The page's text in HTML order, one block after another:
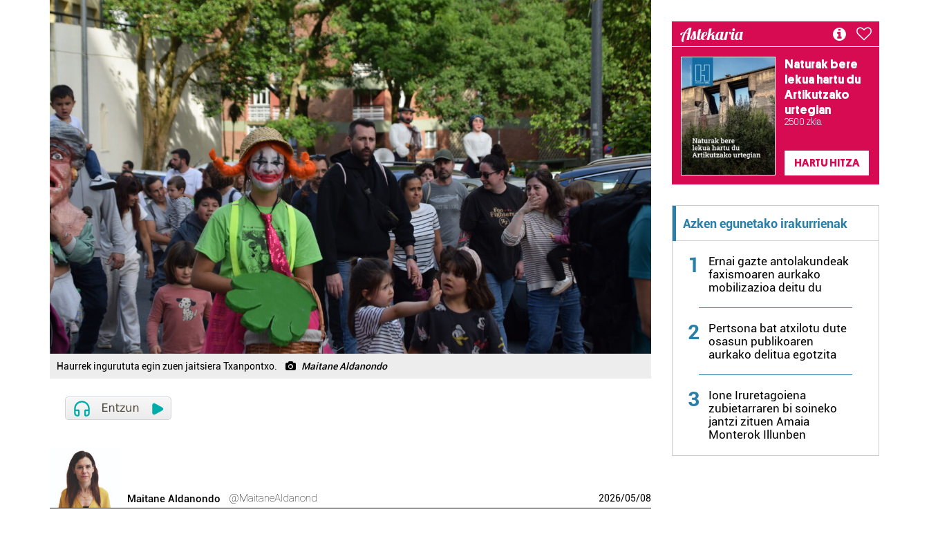
Haurrek ingurututa egin zuen jaitsiera Txanpontxo. Maitane Aldanondo
Maitane Aldanondo @MaitaneAldanond 2026/05/08
Astekaria
Naturak bere
lekua hartu du
Artikutzako
urtegian
2.500 zkia.
HARTU HITZA
Azken egunetako irakurrienak
1
Ernai gazte antolakundeak
faxismoaren aurkako
mobilizazioa deitu du
2
Pertsona bat atxilotu dute
osasun publikoaren
aurkako delitua egotzita
3
Ione Iruretagoiena
zubietarraren bi soineko
jantzi zituen Amaia
Monterok Illunben